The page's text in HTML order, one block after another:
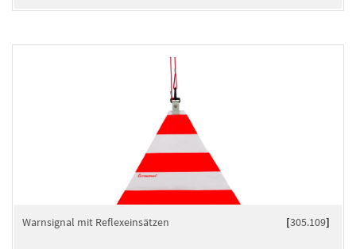
[305.109]
Warnsignal mit Reflexeinsätzen